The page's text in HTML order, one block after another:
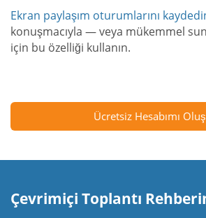
Ekran paylaşım oturumlarını
konuşmacıyla — veya mükemmel
için bu özelliği kullanın.
Ücretsiz Hesabımı
Çevrimiçi Toplantı